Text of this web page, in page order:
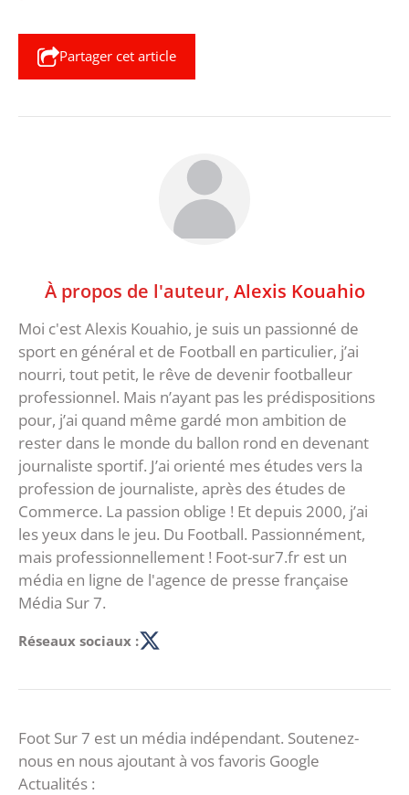
Partager cet article
À propos de l'auteur, Alexis Kouahio
Moi c'est Alexis Kouahio, je suis un passionné de
sport en général et de Football en particulier, j’ai
nourri, tout petit, le rêve de devenir footballeur
professionnel. Mais n’ayant pas les prédispositions
pour, j’ai quand même gardé mon ambition de
rester dans le monde du ballon rond en devenant
journaliste sportif. J’ai orienté mes études vers la
profession de journaliste, après des études de
Commerce. La passion oblige ! Et depuis 2000, j’ai
les yeux dans le jeu. Du Football. Passionnément,
mais professionnellement ! Foot-sur7.fr est un
média en ligne de l'agence de presse française
Média Sur 7.
Réseaux sociaux :
Foot Sur 7 est un média indépendant. Soutenez-
nous en nous ajoutant à vos favoris Google
Actualités :